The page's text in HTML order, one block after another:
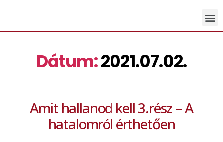
Dátum:2021.07.02.
Amit hallanod kell 3.rész – A
hatalomról érthetően